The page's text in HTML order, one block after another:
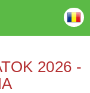
2026 -